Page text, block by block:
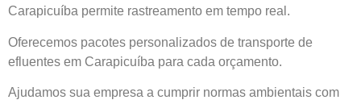
Carapicuíba permite rastreamento em tempo real.
Oferecemos pacotes personalizados de transporte de
efluentes em Carapicuíba para cada orçamento.
Ajudamos sua empresa a cumprir normas ambientais com